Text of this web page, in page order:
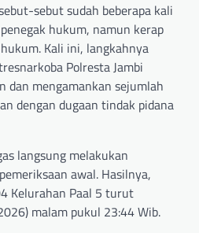
sebut sudah beberapa kali
hukum, namun kerap
Kali ini, langkahnya
Polresta Jambi
dan mengamankan sejumlah
dengan dugaan tindak pidana
langsung melakukan
awal. Hasilnya,
Kelurahan Paal 5 turut
malam pukul 23:44 Wib.